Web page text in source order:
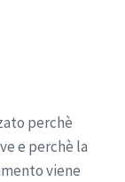
perchè
e perchè la
viene